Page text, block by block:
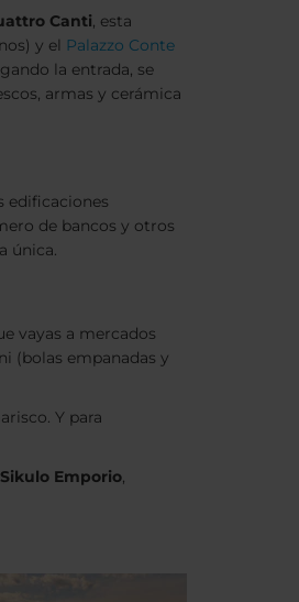
Canti, esta
y el Palazzo Conte
la entrada, se
armas y cerámica
edificaciones
de bancos y otros
única.
vayas a mercados
(bolas empanadas y
Y para
Sikulo Emporio,